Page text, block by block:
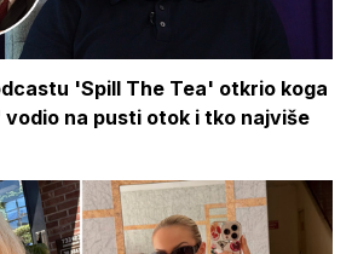
'Spill The Tea' otkrio koga
na pusti otok i tko najviše